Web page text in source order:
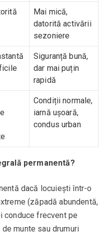
Mai mică,
datorită activării
sezoniere
Siguranță bună,
dar mai puțin
rapidă
Condiții normale,
iarnă ușoară,
condus urban
permanentă?
dacă locuiești într-o
(zăpadă abundentă,
conduce frecvent pe
munte sau drumuri